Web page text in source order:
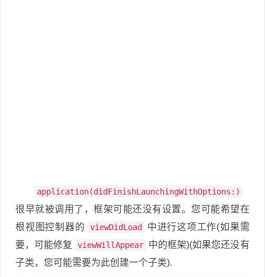
application(didFinishLaunchingWithOptions:)
很早就被调用了，框架可能还没有设置。您可能希望在
根视图控制器的
viewDidLoad
中进行这项工作(如果需
要，可能修复
viewWillAppear 中的框架)(如果您还没有
子类，您可能需要为此创建一个子类).